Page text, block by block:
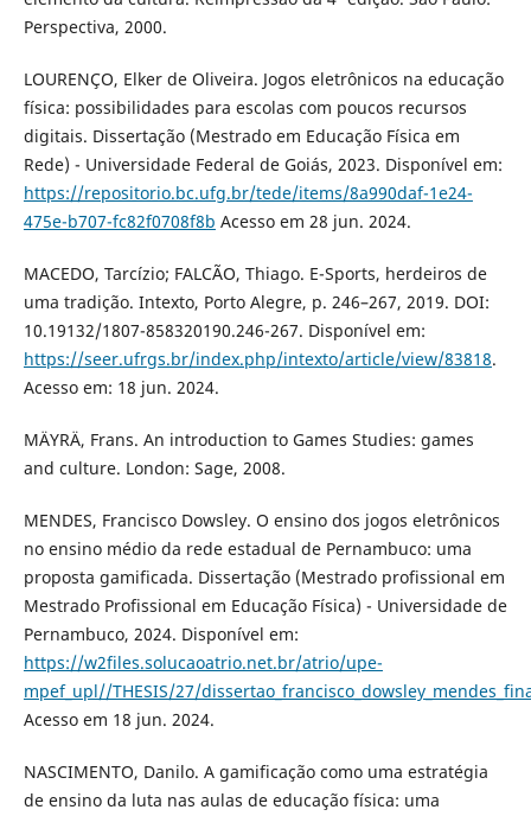
Perspectiva, 2000.
LOURENÇO, Elker de Oliveira. Jogos eletrônicos na educação
física: possibilidades para escolas com poucos recursos
digitais. Dissertação (Mestrado em Educação Física em
Rede) - Universidade Federal de Goiás, 2023. Disponível em:
https://repositorio.bc.ufg.br/tede/items/8a990daf-1e24-
475e-b707-fc82f0708f8b Acesso em 28 jun. 2024.
MACEDO, Tarcízio; FALCÃO, Thiago. E-Sports, herdeiros de
uma tradição. Intexto, Porto Alegre, p. 246–267, 2019. DOI:
10.19132/1807-858320190.246-267. Disponível em:
https://seer.ufrgs.br/index.php/intexto/article/view/83818.
Acesso em: 18 jun. 2024.
MÄYRÄ, Frans. An introduction to Games Studies: games
and culture. London: Sage, 2008.
MENDES, Francisco Dowsley. O ensino dos jogos eletrônicos
no ensino médio da rede estadual de Pernambuco: uma
proposta gamificada. Dissertação (Mestrado profissional em
Mestrado Profissional em Educação Física) - Universidade de
Pernambuco, 2024. Disponível em:
https://w2files.solucaoatrio.net.br/atrio/upe-
mpef_upl//THESIS/27/
Acesso em 18 jun. 2024.
NASCIMENTO, Danilo. A gamificação como uma estratégia
de ensino da luta nas aulas de educação física: uma